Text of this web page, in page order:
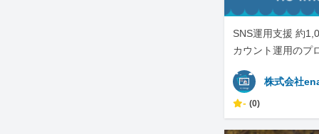
SNS運用支援 約
カウント運用のプ
株式会社
- (0)